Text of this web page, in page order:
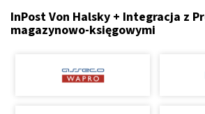
InPost Von Halsky + Integracja z
magazynowo-księgowymi